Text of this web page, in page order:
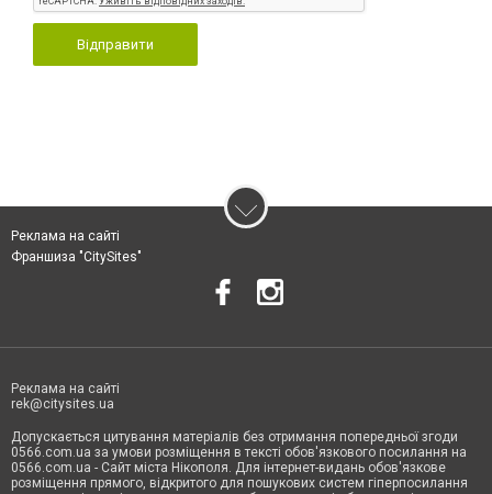
Відправити
Реклама на сайті
Франшиза "CitySites"
Реклама на сайті
rek@citysites.ua
Допускається цитування матеріалів без отримання попередньої згоди
0566.com.ua за умови розміщення в тексті обов'язкового посилання на
0566.com.ua - Сайт міста Нікополя. Для інтернет-видань обов'язкове
розміщення прямого, відкритого для пошукових систем гіперпосилання